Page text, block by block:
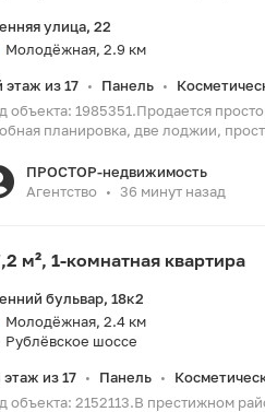
улица, 22
Молодёжная, 2.9 км
этаж из 17 • Панель •
объекта: 1985351.Продается
планировка, две лоджии,
ПРОСТОР-недвижимость
Агентство
• 36 минут назад
м², 1-комнатная квартира
бульвар, 18к2
Молодёжная, 2.4 км
Рублёвское шоссе
этаж из 17 • Панель •
объекта: 2152113.В престижном